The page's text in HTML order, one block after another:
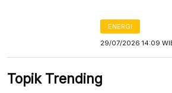
ENERGI
29/07/2026 14:09
Topik Trending